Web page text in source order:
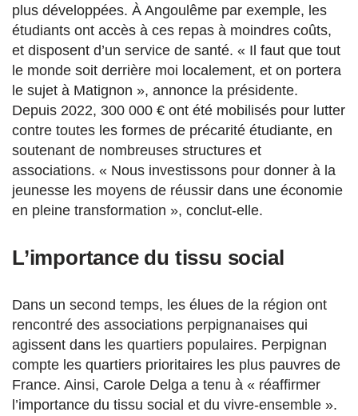
plus développées. À Angoulême par exemple, les
étudiants ont accès à ces repas à moindres coûts,
et disposent d’un service de santé. « Il faut que tout
le monde soit derrière moi localement, et on portera
le sujet à Matignon », annonce la présidente.
Depuis 2022, 300 000 € ont été mobilisés pour lutter
contre toutes les formes de précarité étudiante, en
soutenant de nombreuses structures et
associations. « Nous investissons pour donner à la
jeunesse les moyens de réussir dans une économie
en pleine transformation », conclut-elle.
L’importance du tissu social
Dans un second temps, les élues de la région ont
rencontré des associations perpignanaises qui
agissent dans les quartiers populaires. Perpignan
compte les quartiers prioritaires les plus pauvres de
France. Ainsi, Carole Delga a tenu à « réaffirmer
l’importance du tissu social et du vivre-ensemble ».